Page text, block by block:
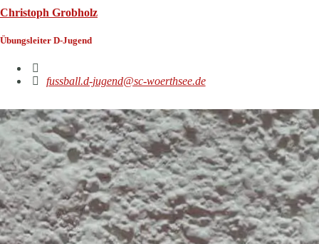
Christoph Grobholz
Übungsleiter D-Jugend
fussball.d-jugend@sc-woerthsee.de